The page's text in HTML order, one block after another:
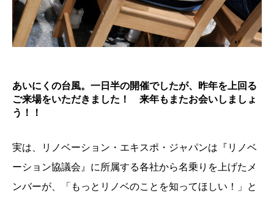
あいにくの台風。一日半の開催でしたが、昨年を上回る
ご来場をいただきました！ 来年もまたお会いしましょ
う！！
実は、リノベーション・エキスポ・ジャパンは『リノベ
ーション協議会』に所属する各社から名乗りを上げたメ
ンバーが、「もっとリノベのことを知ってほしい！」と